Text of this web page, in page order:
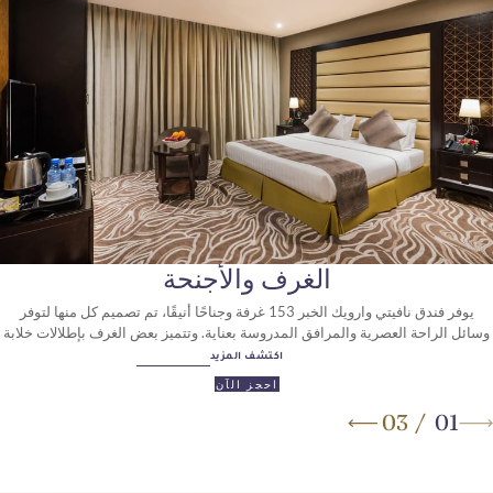
الغرف والأجنحة
يوفر فندق نافيتي وارويك الخبر 153 غرفة وجناحًا أنيقًا، تم تصميم كل منها لتوفر
والمرافق المدروسة بعناية. وتتميز بعض الغرف بإطلالات خلابة
على المدينة أو البحر لتجربة مميزة.
يستفيد
مكان